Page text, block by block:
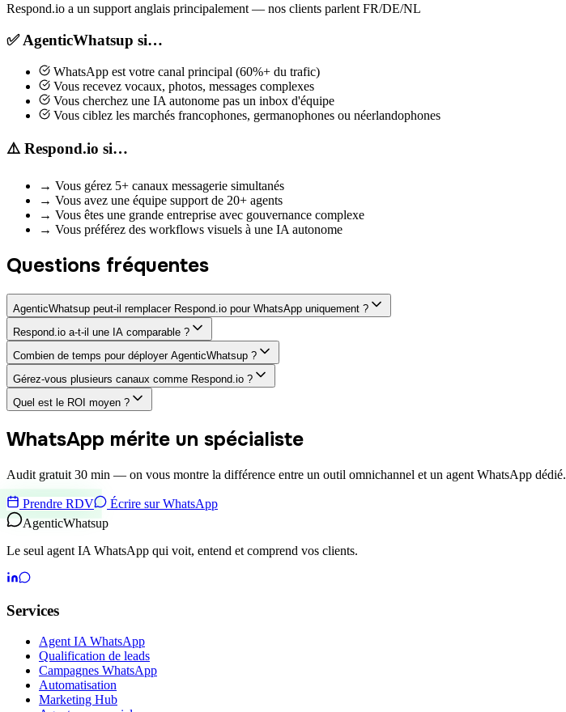
Respond.io a un support anglais principalement — nos clients parlent FR/DE/NL
✅ AgenticWhatsup si…
WhatsApp est votre canal principal (60%+ du trafic)
Vous recevez vocaux, photos, messages complexes
Vous cherchez une IA autonome pas un inbox d'équipe
Vous ciblez les marchés francophones, germanophones ou néerlandophones
⚠️ Respond.io si…
→ Vous gérez 5+ canaux messagerie simultanés
→ Vous avez une équipe support de 20+ agents
→ Vous êtes une grande entreprise avec gouvernance complexe
→ Vous préférez des workflows visuels à une IA autonome
Questions fréquentes
AgenticWhatsup peut-il remplacer Respond.io pour WhatsApp uniquement ?
Respond.io a-t-il une IA comparable ?
Combien de temps pour déployer AgenticWhatsup ?
Gérez-vous plusieurs canaux comme Respond.io ?
Quel est le ROI moyen ?
WhatsApp mérite un spécialiste
Audit gratuit 30 min — on vous montre la différence entre un outil omnichannel et un agent WhatsApp dédié.
Prendre RDV
Écrire sur WhatsApp
AgenticWhatsup
Le seul agent IA WhatsApp qui voit, entend et comprend vos clients.
Services
Agent IA WhatsApp
Qualification de leads
Campagnes WhatsApp
Automatisation
Marketing Hub